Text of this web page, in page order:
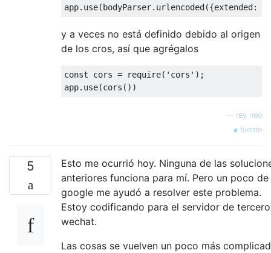
app. use(bodyParser. urlencoded({extended:
y a veces no está definido debido al origen
de los cros, así que agrégalos
const cors = require( 'cors' );
app. use(cors ())
rey neo
fuente
5
Esto me ocurrió hoy. Ninguna de las
anteriores funciona para mí. Pero un poco de
google me ayudó a resolver este problema.
Estoy codificando para el servidor de
wechat.
Las cosas se vuelven un poco más